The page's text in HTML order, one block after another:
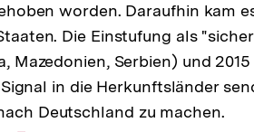
worden. Daraufhin kam
Die Einstufung als
Mazedonien, Serbien) und 2015
in die Herkunftsländer
Deutschland zu machen.